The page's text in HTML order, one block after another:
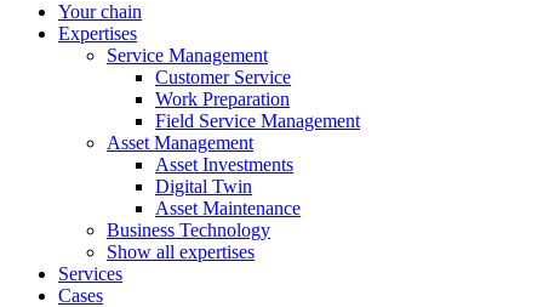
Your chain
Expertises
Service Management
Customer Service
Work Preparation
Field Service Management
Asset Management
Asset Investments
Digital Twin
Asset Maintenance
Business Technology
Show all expertises
Services
Cases